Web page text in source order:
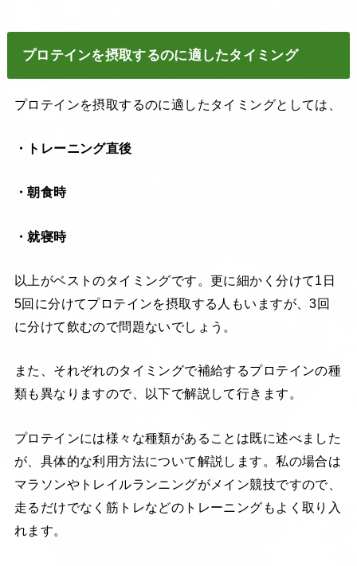
プロテインを摂取するのに適したタイミング
プロテインを摂取するのに適したタイミングとしては、
・トレーニング直後
・朝食時
・就寝時
以上がベストのタイミングです。更に細かく分けて1日
5回に分けてプロテインを摂取する人もいますが、3回
に分けて飲むので問題ないでしょう。
また、それぞれのタイミングで補給するプロテインの種
類も異なりますので、以下で解説して行きます。
プロテインには様々な種類があることは既に述べました
が、具体的な利用方法について解説します。私の場合は
マラソンやトレイルランニングがメイン競技ですので、
走るだけでなく筋トレなどのトレーニングもよく取り入
れます。